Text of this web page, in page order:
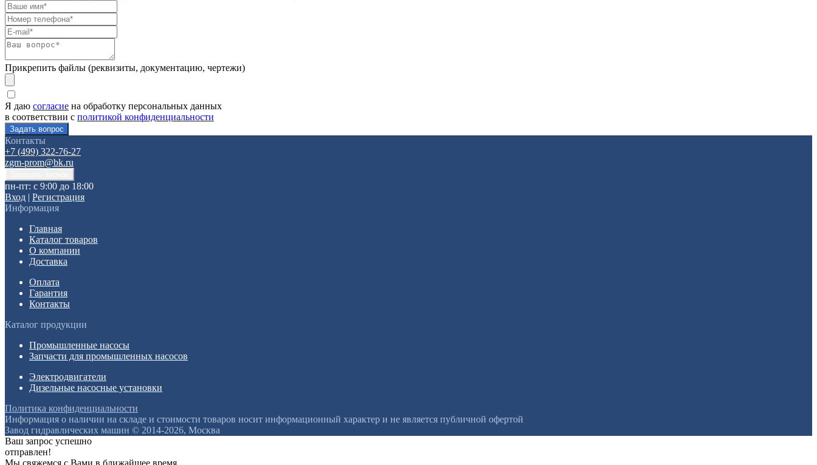
Прикрепить файлы (реквизиты, документацию, чертежи)
Я даю согласие на обработку персональных данных
в соответствии с политикой конфиденциальности
Контакты
+7 (499) 322-76-27
zgm-prom@bk.ru
пн-пт: с 9:00 до 18:00
Вход | Регистрация
Информация
Главная
Каталог товаров
О компании
Доставка
Оплата
Гарантия
Контакты
Каталог продукции
Промышленные насосы
Запчасти для промышленных насосов
Электродвигатели
Дизельные насосные установки
Политика конфиденциальности
Информация о наличии на складе и стоимости товаров носит информационный характер и не является публичной офертой
Завод гидравлических машин © 2014-2026, Москва
Ваш запрос успешно
отправлен!
Мы свяжемся с Вами в ближайшее время.